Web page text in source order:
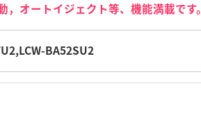
オートイジェクト等、機能満載です。
BA52SU2